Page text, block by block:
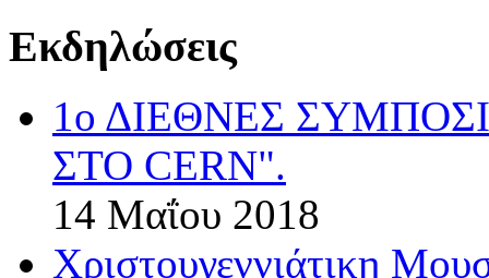
Εκδηλώσεις
1ο ΔΙΕΘΝΕΣ
ΣΤΟ CERN".
14 Μαΐου 2018
Χριστουγεννιάτικη